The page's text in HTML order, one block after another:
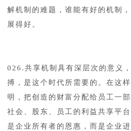
解机制的难题，谁能有好的机制
展得好。
026.共享机制具有深层次的意义
搏，是这个时代所需要的。在这
明，把创造的财富分配给员工一
社会、股东、员工的利益共享平
是企业所有者的恩惠，而是企业